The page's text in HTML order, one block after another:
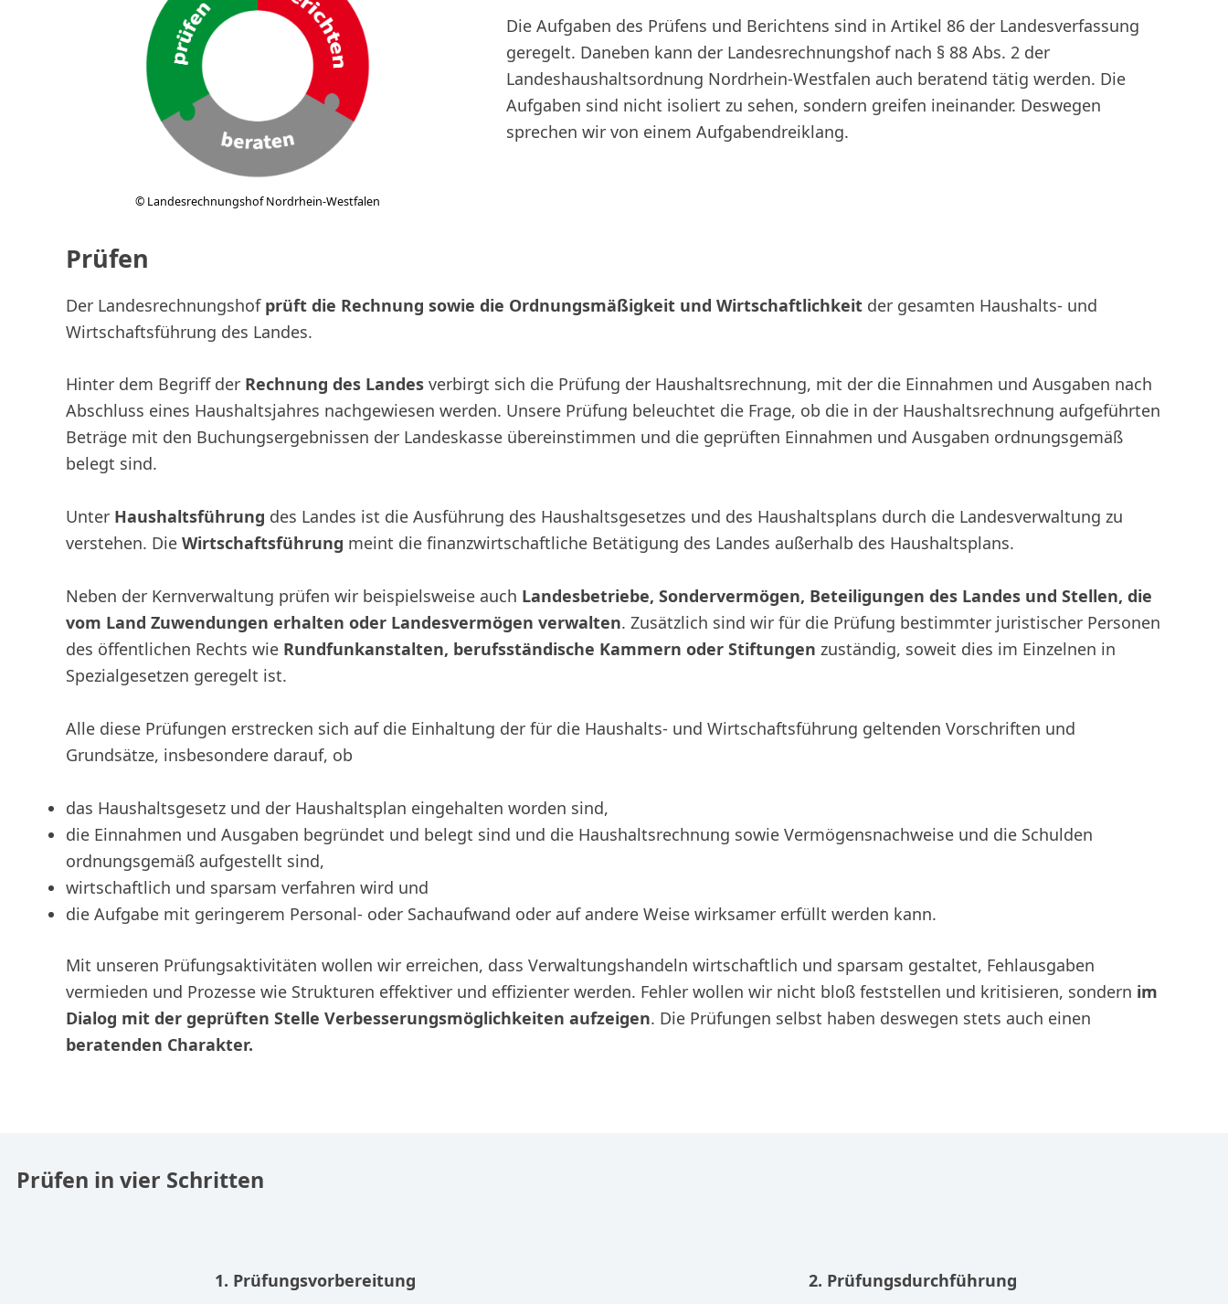
© Landesrechnungshof Nordrhein-Westfalen
Die Aufgaben des Prüfens und Berichtens sind in Artikel 86 der Landesverfassung
geregelt. Daneben kann der Landesrechnungshof nach § 88 Abs. 2 der
Landeshaushaltsordnung Nordrhein-Westfalen auch beratend tätig werden. Die
Aufgaben sind nicht isoliert zu sehen, sondern greifen ineinander. Deswegen
sprechen wir von einem Aufgabendreiklang.
Prüfen
Der Landesrechnungshof prüft die Rechnung sowie die Ordnungsmäßigkeit und Wirtschaftlichkeit der gesamten Haushalts- und
Wirtschaftsführung des Landes.
Hinter dem Begriff der Rechnung des Landes verbirgt sich die Prüfung der Haushaltsrechnung, mit der die Einnahmen und Ausgaben nach
Abschluss eines Haushaltsjahres nachgewiesen werden. Unsere Prüfung beleuchtet die Frage, ob die in der Haushaltsrechnung aufgeführten
Beträge mit den Buchungsergebnissen der Landeskasse übereinstimmen und die geprüften Einnahmen und Ausgaben ordnungsgemäß
belegt sind.
Unter Haushaltsführung des Landes ist die Ausführung des Haushaltsgesetzes und des Haushaltsplans durch die Landesverwaltung zu
verstehen. Die Wirtschaftsführung meint die finanzwirtschaftliche Betätigung des Landes außerhalb des Haushaltsplans.
Neben der Kernverwaltung prüfen wir beispielsweise auch Landesbetriebe, Sondervermögen, Beteiligungen des Landes und Stellen, die
vom Land Zuwendungen erhalten oder Landesvermögen verwalten. Zusätzlich sind wir für die Prüfung bestimmter juristischer Personen
des öffentlichen Rechts wie Rundfunkanstalten, berufsständische Kammern oder Stiftungen zuständig, soweit dies im Einzelnen in
Spezialgesetzen geregelt ist.
Alle diese Prüfungen erstrecken sich auf die Einhaltung der für die Haushalts- und Wirtschaftsführung geltenden Vorschriften und
Grundsätze, insbesondere darauf, ob
das Haushaltsgesetz und der Haushaltsplan eingehalten worden sind,
die Einnahmen und Ausgaben begründet und belegt sind und die Haushaltsrechnung sowie Vermögensnachweise und die Schulden
ordnungsgemäß aufgestellt sind,
wirtschaftlich und sparsam verfahren wird und
die Aufgabe mit geringerem Personal- oder Sachaufwand oder auf andere Weise wirksamer erfüllt werden kann.
Mit unseren Prüfungsaktivitäten wollen wir erreichen, dass Verwaltungshandeln wirtschaftlich und sparsam gestaltet, Fehlausgaben
vermieden und Prozesse wie Strukturen effektiver und effizienter werden. Fehler wollen wir nicht bloß feststellen und kritisieren, sondern im
Dialog mit der geprüften Stelle Verbesserungsmöglichkeiten aufzeigen. Die Prüfungen selbst haben deswegen stets auch einen
beratenden Charakter.
Prüfen in vier Schritten
1. Prüfungsvorbereitung
2. Prüfungsdurchführung